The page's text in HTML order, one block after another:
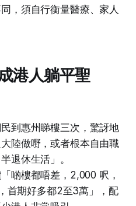
，須自行衡量醫療、家人
港人躺平聖
到惠州睇樓三次，驚訝地
陸做嘢，或者根本自由職
退休生活」。
啲樓都唔差，2,000 呎，
首期好多都2至3萬」，配